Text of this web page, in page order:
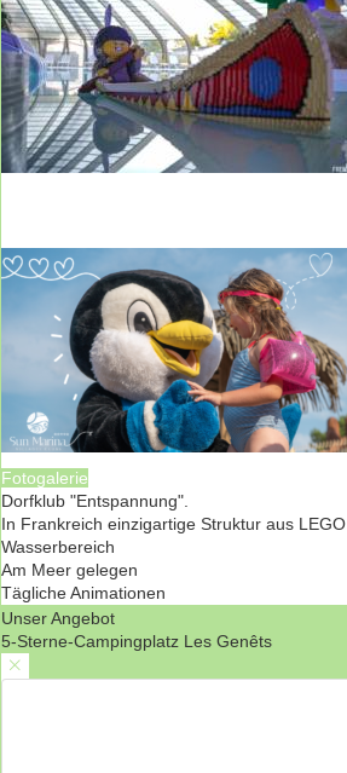
Fotogalerie
Dorfklub "Entspannung".
In Frankreich einzigartige Struktur aus LEGO
Wasserbereich
Am Meer gelegen
Tägliche Animationen
Unser Angebot
5-Sterne-Campingplatz Les Genêts